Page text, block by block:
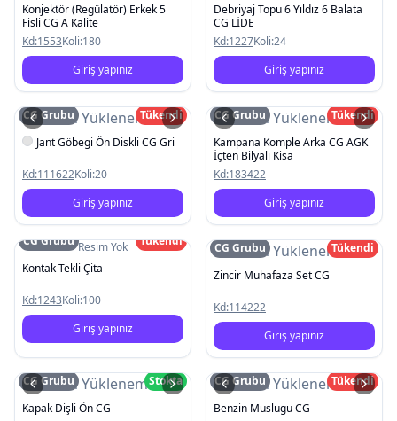
Konjektör (Regülatör) Erkek 5
Fisli CG A Kalite
Kd:1553Koli:180
Giriş yapınız
Debriyaj Topu 6 Yıldız 6 Balata
CG LİDE
Kd:1227Koli:24
Giriş yapınız
Resim Yüklenemedi
CG Grubu
Tükendi
Jant Göbegi Ön Diskli CG Gri
Kd:111622Koli:20
Giriş yapınız
Resim Yüklenemedi
CG Grubu
Tükendi
Kampana Komple Arka CG AGK
İçten Bilyalı Kisa
Kd:183422
Giriş yapınız
Resim Yok
CG Grubu
Tükendi
Kontak Tekli Çita
Kd:1243Koli:100
Giriş yapınız
Resim Yüklenemedi
CG Grubu
Tükendi
Zincir Muhafaza Set CG
Kd:114222
Giriş yapınız
Resim Yüklenemedi
CG Grubu
Stokta
Kapak Dişli Ön CG
Resim Yüklenemedi
CG Grubu
Tükendi
Benzin Muslugu CG